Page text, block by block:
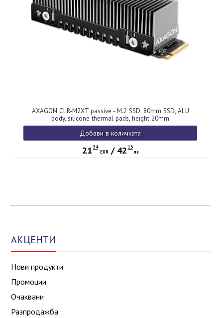
AXAGON CLR-M2XT passive - M.2 SSD, 80mm SSD, ALU
body, silicone thermal pads, height 20mm
Добави в количката
21 54
EUR/ 42 13
лв
АКЦЕНТИ
Нови продукти
Промоции
Очаквани
Разпродажба